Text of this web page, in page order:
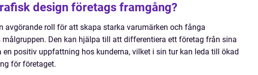
design företags framgång?
avgörande roll för att skapa starka varumärken och fånga
Den kan hjälpa till att differentiera ett företag från sina
en positiv uppfattning hos kunderna, vilket i sin tur kan leda till ökad
för företaget.